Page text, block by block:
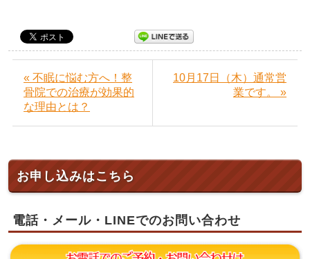
« 不眠に悩む方へ！整
骨院での治療が効果的
な理由とは？
10月17日（木）通常営
業です。 »
お申し込みはこちら
電話・メール・LINEでのお問い合わせ